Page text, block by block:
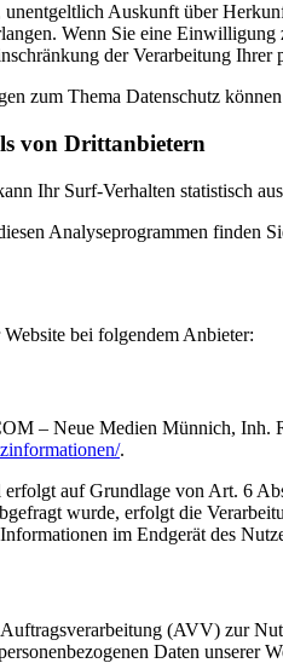
unentgeltlich Auskunft über
Wenn Sie eine
der Verarbeitung
zum Thema Datenschutz
von Dritt­anbietern
Ihr Surf-Verhalten statistisch
Analyseprogrammen finden
bei folgendem Anbieter:
– Neue Medien Münnich, Inh.
.
auf Grundlage von Art. 6
wurde, erfolgt die
im Endgerät des
(AVV) zur
Daten